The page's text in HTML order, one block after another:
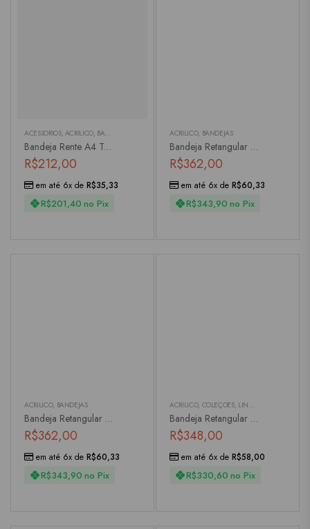
ACESSÓRIOS, ACRÍLICO, BANDEJAS
Bandeja Rente A4 Transparente
R$212,00
R$201,40 no Pix
em até 6x de R$35,33
ACRÍLICO, BANDEJAS
Bandeja Retangular Acrílico Transparente
R$362,00
R$343,90 no Pix
em até 6x de R$60,33
ACRÍLICO, BANDEJAS
Bandeja Retangular Acrílico Verde
R$362,00
R$343,90 no Pix
em até 6x de R$60,33
ACRÍLICO, COLEÇÕES, LINHA PISCINA
Bandeja Retangular Em Melamina Borda De Bambu
R$348,00
R$330,60 no Pix
em até 6x de R$58,00